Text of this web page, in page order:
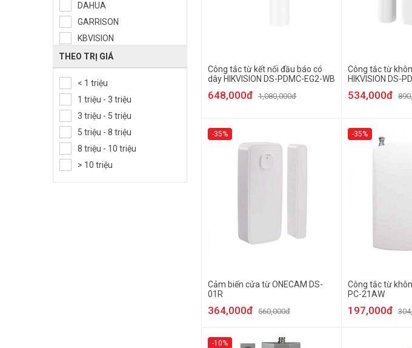
DAHUA
GARRISON
KBVISION
THEO TRỊ GIÁ
< 1 triệu
1 triệu - 3 triệu
3 triệu - 5 triệu
5 triệu - 8 triệu
8 triệu - 10 triệu
> 10 triệu
Công tắc từ kết nối đầu báo có
dây HIKVISION DS-PDMC-EG2-WB
648,000đ 1,080,000đ
Công tắc từ
HIKVISION DS-
534,000đ
-35%
Cảm biến cửa từ ONECAM DS-
01R
364,000đ 560,000đ
-35%
Công tắc từ
PC-21AW
197,000đ
-10%